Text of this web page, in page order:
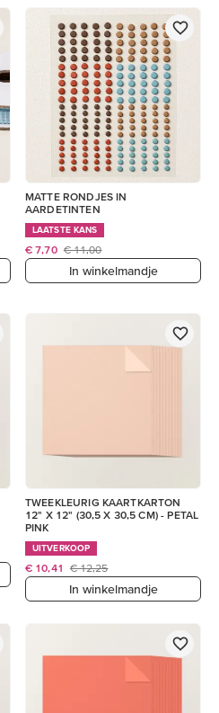
MATTE RONDJES IN
AARDETINTEN
LAATSTE KANS
€ 7,70 € 11,00
In winkelmandje
TWEEKLEURIG KAARTKARTON
12" X 12" (30,5 X 30,5 CM) - PETAL
PINK
UITVERKOOP
€ 10,41 € 12,25
In winkelmandje